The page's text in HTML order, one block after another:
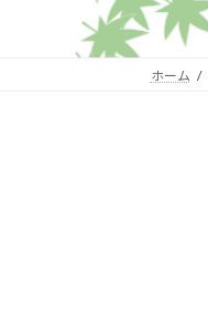
ホーム